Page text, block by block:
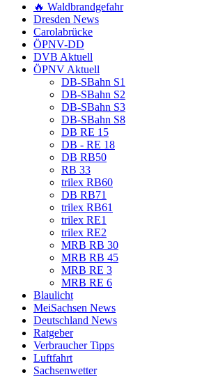
🔥 Waldbrandgefahr
Dresden News
Carolabrücke
ÖPNV-DD
DVB Aktuell
ÖPNV Aktuell
DB-SBahn S1
DB-SBahn S2
DB-SBahn S3
DB-SBahn S8
DB RE 15
DB - RE 18
DB RB50
RB 33
trilex RB60
DB RB71
trilex RB61
trilex RE1
trilex RE2
MRB RB 30
MRB RB 45
MRB RE 3
MRB RE 6
Blaulicht
MeiSachsen News
Deutschland News
Ratgeber
Verbraucher Tipps
Luftfahrt
Sachsenwetter